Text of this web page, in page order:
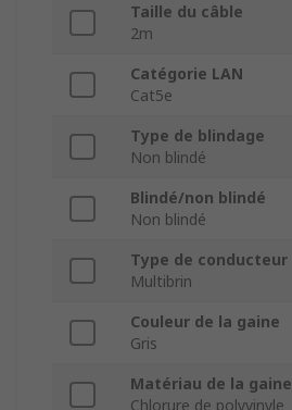
Taille du câble
2m
Catégorie LAN
Cat5e
Type de blindage
Non blindé
Blindé/non blindé
Non blindé
Type de conducteur
Multibrin
Couleur de la gaine
Gris
Matériau de la gaine
Chlorure de polyvinyle